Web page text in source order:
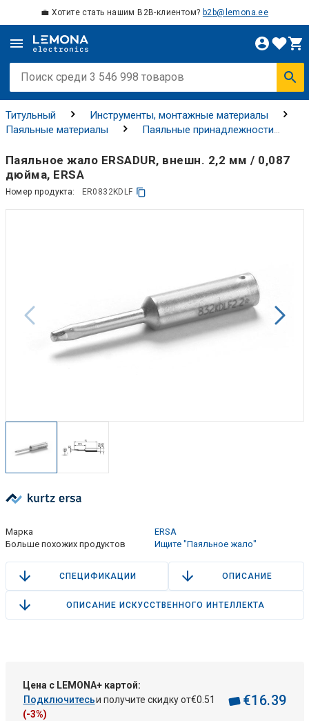
💼 Хотите стать нашим B2B-клиентом? b2b@lemona.ee
Титульный
Инструменты, монтажные материалы
Паяльные материалы
Паяльные принадлежности
Паяльное жало ERSADUR, внешн. 2,2 мм / 0,087
дюйма, ERSA
Номер продукта: ER0832KDLF
Марка
ERSA
Больше похожих продуктов
Ищите "Паяльное жало"
СПЕЦИФИКАЦИИ ОПИСАНИЕ
ОПИСАНИЕ ИСКУССТВЕННОГО ИНТЕЛЛЕКТА
Цена с LEMONA+ картой:
Подключитесьи получите скидку от€0.51
(-3%)
€16.39